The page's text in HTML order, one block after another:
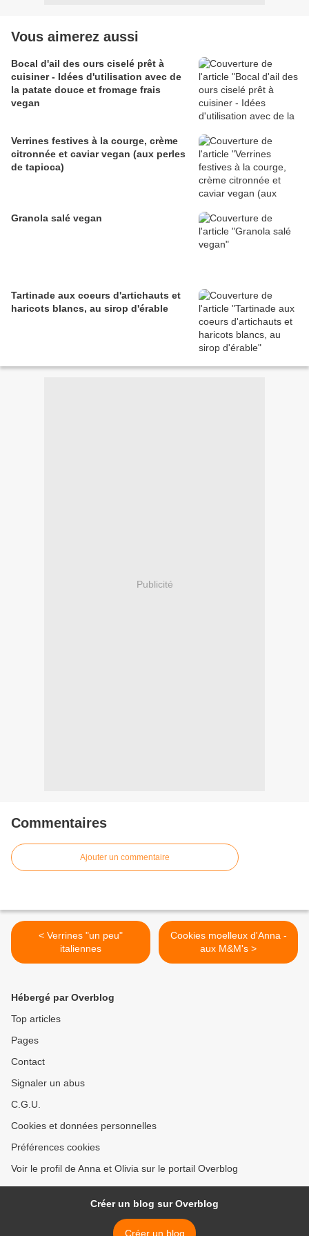
Vous aimerez aussi
Bocal d'ail des ours ciselé prêt à
cuisiner - Idées d'utilisation avec de
la patate douce et fromage frais
vegan
Verrines festives à la courge, crème
citronnée et caviar vegan (aux perles
de tapioca)
Granola salé vegan
Tartinade aux coeurs d'artichauts et
haricots blancs, au sirop d'érable
Publicité
Commentaires
Ajouter un commentaire
< Verrines "un peu"
italiennes
Cookies moelleux d'Anna -
aux M&M's >
Hébergé par Overblog
Top articles
Pages
Contact
Signaler un abus
C.G.U.
Cookies et données personnelles
Préférences cookies
Voir le profil de Anna et Olivia sur le portail Overblog
Créer un blog sur Overblog
Créer un blog